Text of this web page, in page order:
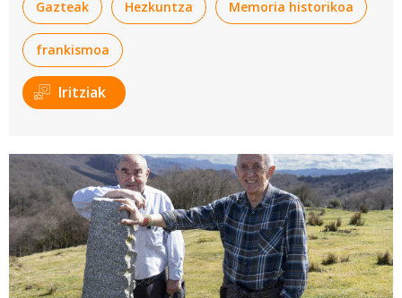
Gazteak Hezkuntza Memoria historikoa
frankismoa
Iritziak